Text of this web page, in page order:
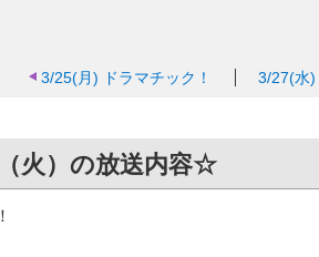
3/25(月) ドラマチック！ 3/27(水)
火）の放送内容☆